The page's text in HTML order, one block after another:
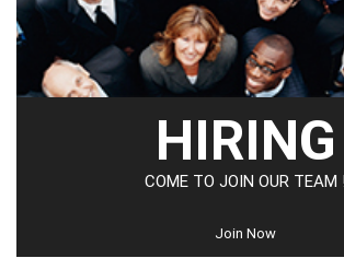
HIRING
COME TO JOIN OUR TEAM !
Join Now